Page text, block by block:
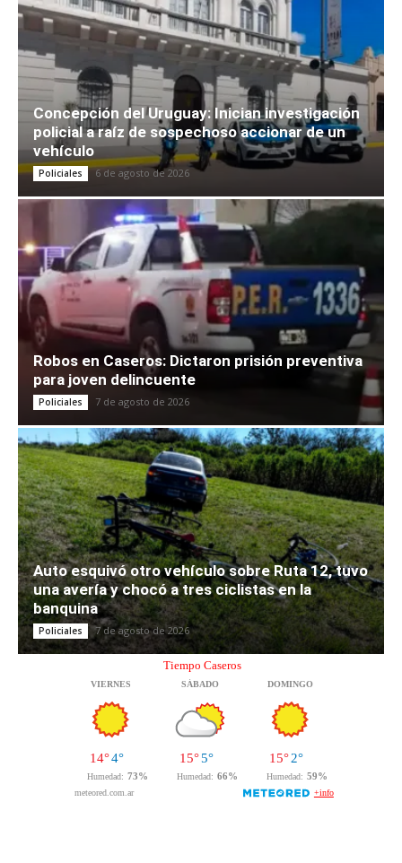
Concepción del Uruguay: Inician investigación
policial a raíz de sospechoso accionar de un
vehículo
Policiales 6 de agosto de 2026
Robos en Caseros: Dictaron prisión preventiva
para joven delincuente
Policiales 7 de agosto de 2026
Auto esquivó otro vehículo sobre Ruta 12, tuvo
una avería y chocó a tres ciclistas en la
banquina
Policiales 7 de agosto de 2026